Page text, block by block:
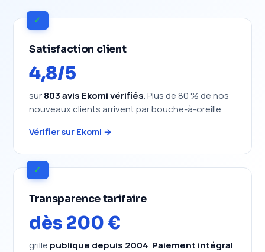
✓
Satisfaction client
4,8/5
sur803 avis Ekomi vérifiés. Plus de 80 % de nos
nouveaux clients arrivent par bouche-à-oreille.
Vérifier sur Ekomi →
✓
Transparence tarifaire
dès 200 €
grille publique depuis 2004. Paiement intégral